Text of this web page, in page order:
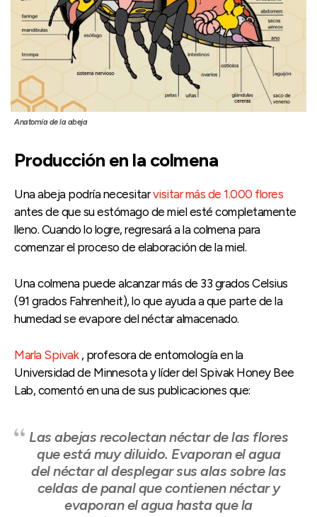
Anatomía de la abeja
Producción en la colmena
Una abeja podría necesitarvisitar más de 1.000 flores
antes de que su estómago de miel esté completamente
lleno. Cuando lo logre, regresará a la colmena para
comenzar el proceso de elaboración de la miel.
Una colmena puede alcanzar más de 33 grados Celsius
(91 grados Fahrenheit), lo que ayuda a que parte de la
humedad se evapore del néctar almacenado.
Marla Spivak, profesora de entomología en la
Universidad de Minnesota y líder del Spivak Honey Bee
Lab, comentó en una de sus publicaciones que:
Las abejas recolectan néctar de las flores
que está muy diluido. Evaporan el agua
del néctar al desplegar sus alas sobre las
celdas de panal que contienen néctar y
evaporan el agua hasta que la